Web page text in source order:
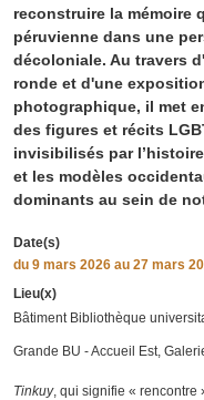
reconstruire la mémoire
péruvienne dans une
décoloniale. Au travers
ronde et d'une
photographique, il met
des figures et récits
invisibilisés par
et les modèles
dominants au sein de
Date(s)
du 9 mars 2026 au 27 mars
Lieu(x)
Bâtiment Bibliothèque
Grande BU - Accueil Est,
Tinkuy, qui signifie « rencontre